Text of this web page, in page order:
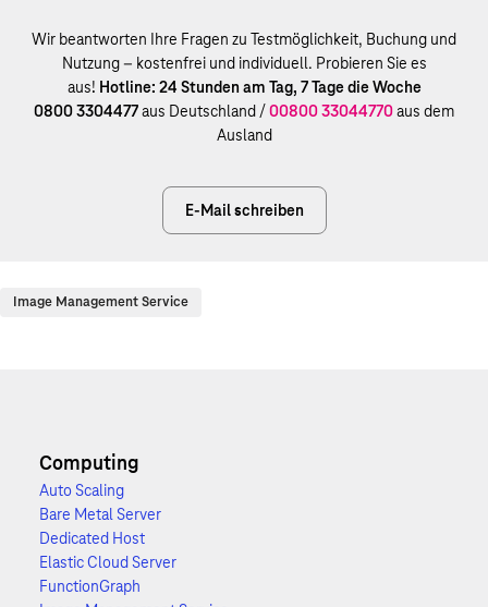
Wir beantworten Ihre Fragen zu Testmöglichkeit, Buchung und
Nutzung – kostenfrei und individuell. Probieren Sie es
aus! Hotline: 24 Stunden am Tag, 7 Tage die Woche
0800 3304477aus Deutschland /00800 33044770aus dem
Ausland
E-Mail schreiben
Image Management Service
Computing
Auto Scaling
Bare Metal Server
Dedicated Host
Elastic Cloud Server
FunctionGraph